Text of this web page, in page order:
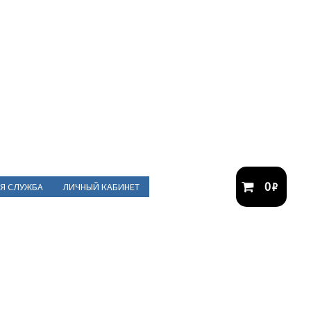
СЛУЖБА ЛИЧНЫЙ КАБИНЕТ 0₽